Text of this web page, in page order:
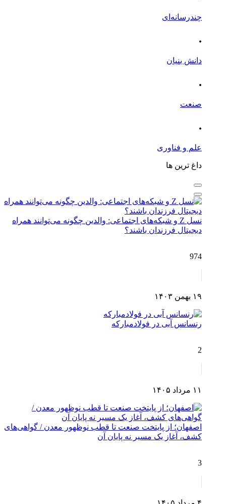
چندرسانه‌ای
.
دانش بنیان
.
صنعت
.
علم و فناوری
داغ ترین ها
نسل Z و شبکه‌های اجتماعی: والدین چگونه می‌توانند همراه
دیجیتال فرزندان باشند؟
974
۱۹ بهمن ۱۴۰۳
رنسانس آبی در فولادمبارکه
2
۱۱ مرداد ۱۴۰۵
اصفهان؛ از پایتخت صنعت تا قطب نوظهور معدن / گواهی‌های
کشف، آغاز یک مسیر نه پایان آن
3